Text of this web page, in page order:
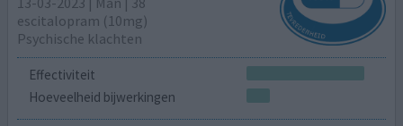
escitalopram (10mg)
Psychische klachten
Effectiviteit
Hoeveelheid bijwerkingen